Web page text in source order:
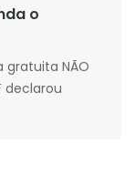
o
gratuita NÃO
declarou